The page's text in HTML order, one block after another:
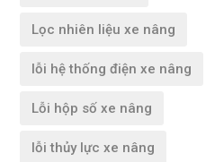
Lọc nhiên liệu xe nâng
lỗi hệ thống điện xe nâng
Lỗi hộp số xe nâng
lỗi thủy lực xe nâng